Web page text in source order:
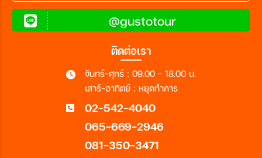
@gustotour
ติดต่อเรา
จันทร์-ศุกร์ : 09.00 - 18.00 น.
เสาร์-อาทิตย์ : หยุดทำการ
02-542-4040
065-669-2946
081-350-3471